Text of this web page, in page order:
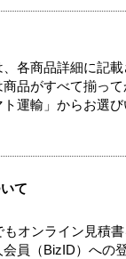
各商品詳細に記
品がすべて揃って
運輸」からお選び
て
オンライン見積書
員（BizID）への